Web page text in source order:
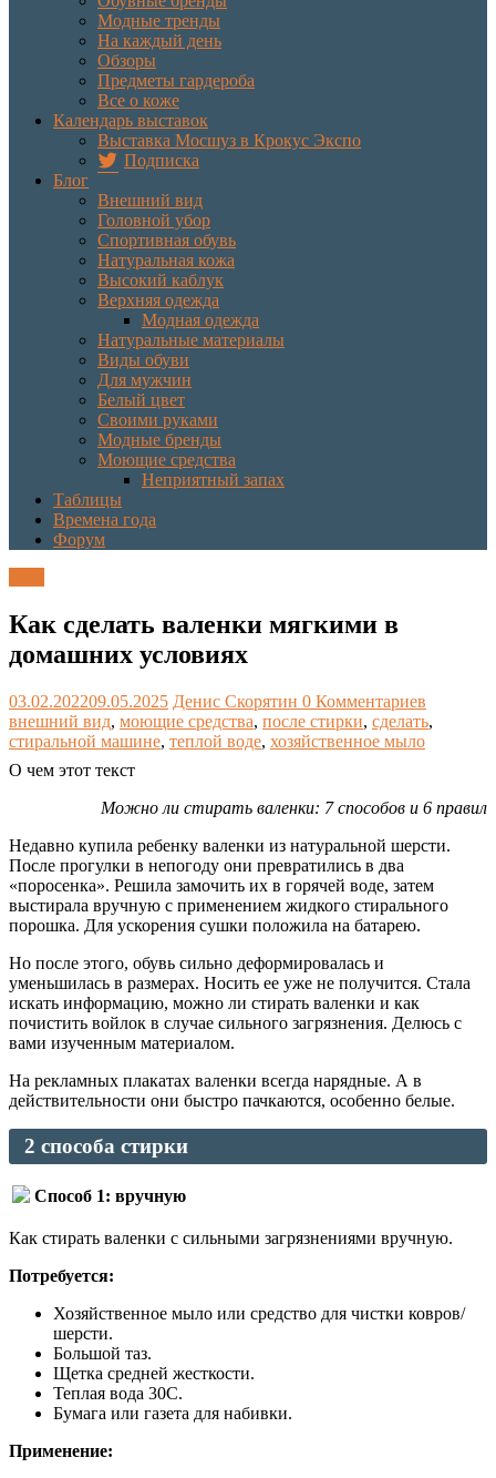
Модные тренды
На каждый день
Обзоры
Предметы гардероба
Все о коже
Календарь выставок
Выставка Мосшуз в Крокус Экспо
Подписка
Блог
Внешний вид
Головной убор
Спортивная обувь
Натуральная кожа
Высокий каблук
Верхняя одежда
Модная одежда
Натуральные материалы
Виды обуви
Для мужчин
Белый цвет
Своими руками
Модные бренды
Моющие средства
Неприятный запах
Таблицы
Времена года
Форум
Как сделать валенки мягкими в
домашних условиях
03.02.202209.05.2025 Денис Скорятин 0 Комментариев
внешний вид, моющие средства, после стирки, сделать,
стиральной машине, теплой воде, хозяйственное мыло
О чем этот текст
Можно ли стирать валенки: 7 способов и 6 правил
Недавно купила ребенку валенки из натуральной шерсти.
После прогулки в непогоду они превратились в два
«поросенка». Решила замочить их в горячей воде, затем
выстирала вручную с применением жидкого стирального
порошка. Для ускорения сушки положила на батарею.
Но после этого, обувь сильно деформировалась и
уменьшилась в размерах. Носить ее уже не получится. Стала
искать информацию, можно ли стирать валенки и как
почистить войлок в случае сильного загрязнения. Делюсь с
вами изученным материалом.
На рекламных плакатах валенки всегда нарядные. А в
действительности они быстро пачкаются, особенно белые.
2 способа стирки
Способ 1: вручную
Как стирать валенки с сильными загрязнениями вручную.
Потребуется:
Хозяйственное мыло или средство для чистки ковров/
шерсти.
Большой таз.
Щетка средней жесткости.
Теплая вода 30С.
Бумага или газета для набивки.
Применение: